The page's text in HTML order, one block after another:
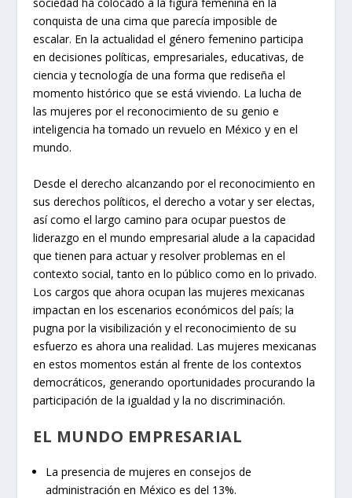
conquista de una cima que parecía imposible de
escalar. En la actualidad el género femenino participa
en decisiones políticas, empresariales, educativas, de
ciencia y tecnología de una forma que rediseña el
momento histórico que se está viviendo. La lucha de
las mujeres por el reconocimiento de su genio e
inteligencia ha tomado un revuelo en México y en el
mundo.
Desde el derecho alcanzando por el reconocimiento en
sus derechos políticos, el derecho a votar y ser electas,
así como el largo camino para ocupar puestos de
liderazgo en el mundo empresarial alude a la capacidad
que tienen para actuar y resolver problemas en el
contexto social, tanto en lo público como en lo privado.
Los cargos que ahora ocupan las mujeres mexicanas
impactan en los escenarios económicos del país; la
pugna por la visibilización y el reconocimiento de su
esfuerzo es ahora una realidad. Las mujeres mexicanas
en estos momentos están al frente de los contextos
democráticos, generando oportunidades procurando la
participación de la igualdad y la no discriminación.
EL MUNDO EMPRESARIAL
La presencia de mujeres en consejos de
administración en México es del 13%.